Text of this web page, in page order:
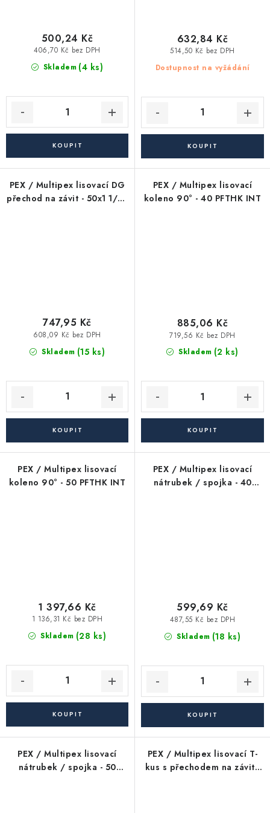
Skladem (4 ks)
406,70 Kč bez DPH
500,24 Kč
Dostupnost na vyžádání
514,50 Kč bez DPH
632,84 Kč
PEX / Multipex lisovací DG
přechod na závit - 50x1 1/2"
Skladem (15 ks)
608,09 Kč bez DPH
747,95 Kč
PEX / Multipex lisovací
koleno 90° - 40 PFTHK INT
Skladem (2 ks)
719,56 Kč bez DPH
885,06 Kč
PEX / Multipex lisovací
koleno 90° - 50 PFTHK INT
Skladem (28 ks)
1 136,31 Kč bez DPH
1 397,66 Kč
PEX / Multipex lisovací
nátrubek / spojka - 40
Skladem (18 ks)
487,55 Kč bez DPH
599,69 Kč
PEX / Multipex lisovací
nátrubek / spojka - 50
PEX / Multipex lisovací T-
kus s přechodem na závit -